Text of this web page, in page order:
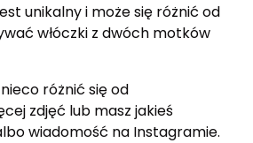
unikalny i może się różnić od
włóczki z dwóch motków
różnić się od
zdjęć lub masz jakieś
wiadomość na Instagramie.